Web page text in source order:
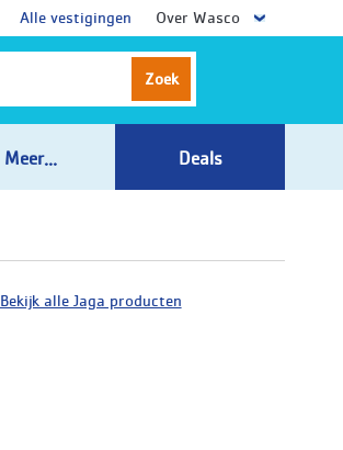
Alle vestigingen Over Wasco
Zoek
Meer... Deals
Bekijk alle Jaga producten